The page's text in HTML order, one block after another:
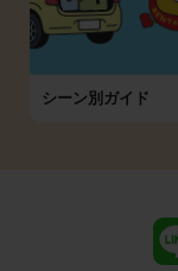
シーン別ガイド